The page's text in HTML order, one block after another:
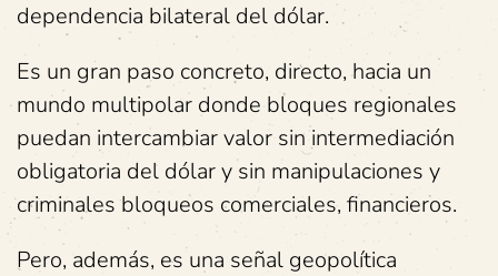
dependencia bilateral del dólar.
Es un gran paso concreto, directo, hacia un
mundo multipolar donde bloques regionales
puedan intercambiar valor sin intermediación
obligatoria del dólar y sin manipulaciones y
criminales bloqueos comerciales, financieros.
Pero, además, es una señal geopolítica